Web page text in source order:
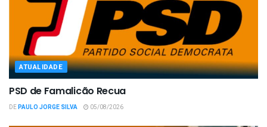
ATUALIDADE
PSD de Famalicão Recua
DEPAULO JORGE SILVA 05/08/2026